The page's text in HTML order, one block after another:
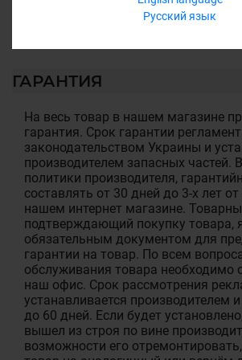
Русский язык
Обмен/возврат товара на протяжении 14
ГАРАНТИЯ
На весь товар в нашем магазине
гарантия. Срок гарантии
законодательством Украины и
производителем запасных частей.
политики производителя,
составлять от 30 дней до 3-х лет
нашем интернет магазине.
подтверждающий покупку товара,
обязательным документом для
гарантии на товар. По всем
обслуживания товара необходимо
наш офис. Срок рассмотрения
устанавливается производителем
до 60 дней. Если будет
вышел из строя по вине
возможности его